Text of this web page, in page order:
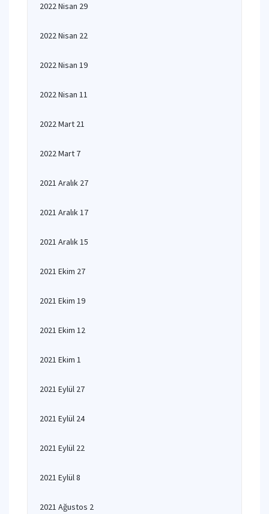
2022 Nisan 29
2022 Nisan 22
2022 Nisan 19
2022 Nisan 11
2022 Mart 21
2022 Mart 7
2021 Aralık 27
2021 Aralık 17
2021 Aralık 15
2021 Ekim 27
2021 Ekim 19
2021 Ekim 12
2021 Ekim 1
2021 Eylül 27
2021 Eylül 24
2021 Eylül 22
2021 Eylül 8
2021 Ağustos 2